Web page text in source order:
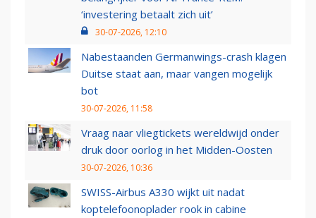
‘investering betaalt zich uit’
30-07-2026, 12:10
Nabestaanden Germanwings-crash klagen
Duitse staat aan, maar vangen mogelijk
bot
30-07-2026, 11:58
Vraag naar vliegtickets wereldwijd onder
druk door oorlog in het Midden-Oosten
30-07-2026, 10:36
SWISS-Airbus A330 wijkt uit nadat
koptelefoonoplader rook in cabine